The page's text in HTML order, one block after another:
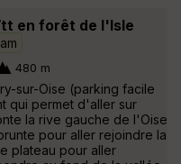
en forêt de l'Isle
480 m
sur-Oise (parking facile
qui permet d'aller sur
la rive gauche de l'Oise
pour aller rejoindre la
plateau pour aller